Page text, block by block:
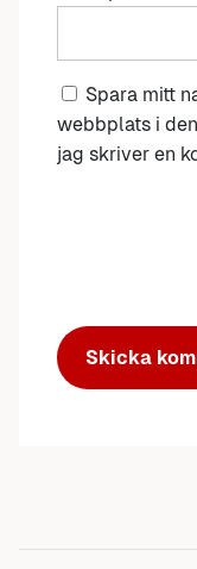
Spara mitt
webbplats i
jag skriver en